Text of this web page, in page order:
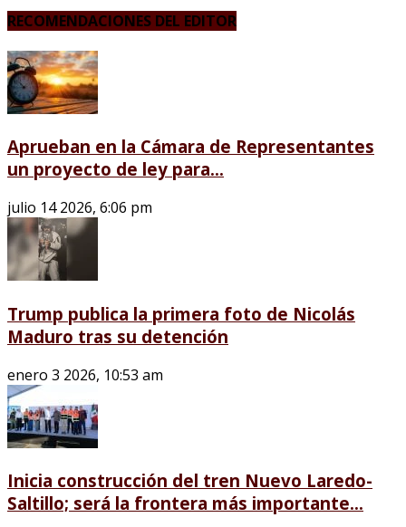
RECOMENDACIONES DEL EDITOR
Aprueban en la Cámara de Representantes
un proyecto de ley para...
julio 14 2026, 6:06 pm
Trump publica la primera foto de Nicolás
Maduro tras su detención
enero 3 2026, 10:53 am
Inicia construcción del tren Nuevo Laredo-
Saltillo; será la frontera más importante...